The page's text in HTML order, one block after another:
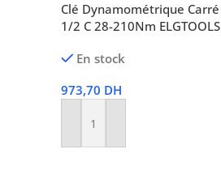
Clé Dynamométrique Carré
1/2 C 28-210Nm ELGTOOLS
En stock
973,70 DH
Ajouter Au Panier